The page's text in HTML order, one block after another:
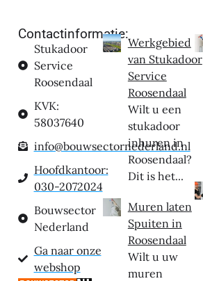
Contactinformatie:
Stukadoor
Service
Roosendaal
KVK:
58037640
info@bouwsectornederland.nl
Hoofdkantoor:
030-2072024
Bouwsector
Nederland
Ga naar onze
webshop
Werkgebied
van Stukadoor
Service
Roosendaal
Wilt u een
stukadoor
inhuren in
Roosendaal?
Dit is het...
Muren laten
Spuiten in
Roosendaal
Wilt u uw
muren